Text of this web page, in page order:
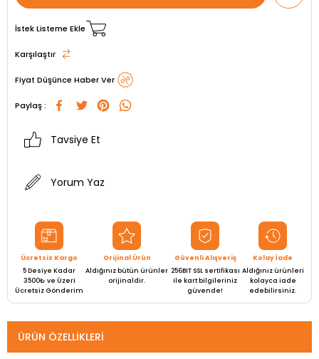
İstek Listeme Ekle
Karşılaştır
Fiyat Düşünce Haber Ver
Paylaş :
Tavsiye Et
Yorum Yaz
Ücretsiz Kargo
5 Desiye Kadar
3500₺ ve Üzeri
Ücretsiz Gönderim
Orijinal Ürün
Aldığınız bütün ürünler
orijinaldir.
Güvenli Alışveriş
256BIT SSL sertifikası
ile kart bilgileriniz
güvende!
Kolay İade
Aldığınız ürünleri
kolayca iade
edebilirsiniz.
ÜRÜN ÖZELLIKLERI